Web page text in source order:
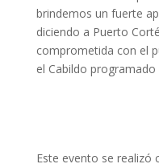
brindemos un fuerte
diciendo a Puerto
comprometida con el
el Cabildo programado
Este evento se realizó